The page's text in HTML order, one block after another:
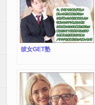
彼女GET塾